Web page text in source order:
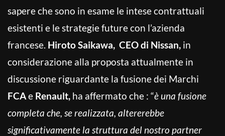
sapere che sono in esame le intese contrattuali
esistenti e le strategie future con l’azienda
francese. Hiroto Saikawa, CEO di Nissan, in
considerazione alla proposta attualmente in
discussione riguardante la fusione dei Marchi
FCAe Renault, ha affermato che : “è una fusione
completa che, se realizzata, altererebbe
significativamente la struttura del nostro partner